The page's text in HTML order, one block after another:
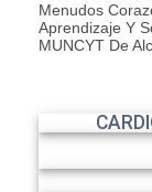
Menudos
Aprendizaje Y
MUNCYT De